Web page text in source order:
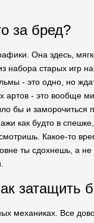
за бред?
Она здесь,
набора старых игр
- это одно, но
артов - это вообще
бы и заморочиться
как будто в
Какое-то
ты сдохнешь, а не
затащить
механиках. Все